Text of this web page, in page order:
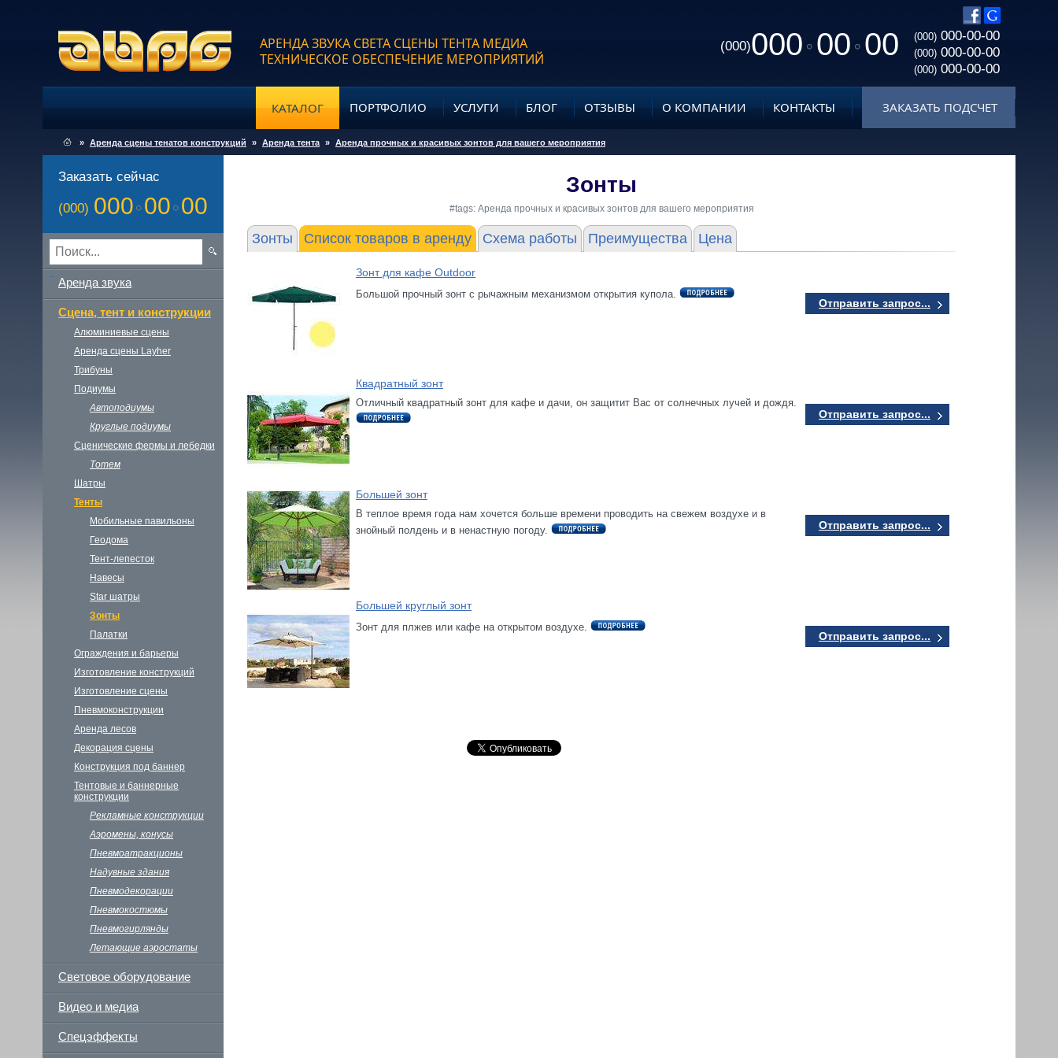
АРЕНДА ЗВУКА СВЕТА СЦЕНЫ ТЕНТА МЕДИА
ТЕХНИЧЕСКОЕ ОБЕСПЕЧЕНИЕ МЕРОПРИЯТИЙ
(000)000 00 00 (000) 000-00-00
(000) 000-00-00
(000) 000-00-00
КАТАЛОГ ПОРТФОЛИО УСЛУГИ БЛОГ ОТЗЫВЫ О КОМПАНИИ КОНТАКТЫ ЗАКАЗАТЬ ПОДСЧЕТ
» Аренда сцены тенатов конструкций » Аренда тента » Аренда прочных и красивых зонтов для вашего мероприятия
Заказать сейчас
(000) 000 00 00
Аренда звука
Сцена, тент и конструкции
Алюминиевые сцены
Аренда сцены Layher
Трибуны
Подиумы
Автоподиумы
Круглые подиумы
Сценические фермы и лебедки
Тотем
Шатры
Тенты
Мобильные павильоны
Геодома
Тент-лепесток
Навесы
Star шатры
Зонты
Палатки
Ограждения и барьеры
Изготовление конструкций
Изготовление сцены
Пневмоконструкции
Аренда лесов
Декорация сцены
Конструкция под баннер
Тентовые и баннерные
конструкции
Рекламные конструкции
Аэромены, конусы
Пневмоатракционы
Надувные здания
Пневмодекорации
Пневмокостюмы
Пневмогирлянды
Летающие аэростаты
Световое оборудование
Видео и медиа
Спецэффекты
Зонты
#tags: Аренда прочных и красивых зонтов для вашего мероприятия
Зонты Список товаров в аренду Схема работы Преимущества Цена
Зонт для кафе Outdoor
Большой прочный зонт с рычажным механизмом открытия купола.
Отправить запрос...
Квадратный зонт
Отличный квадратный зонт для кафе и дачи, он защитит Вас от солнечных лучей и дождя.
Отправить запрос...
Большей зонт
В теплое время года нам хочется больше времени проводить на свежем воздухе и в
знойный полдень и в ненастную погоду.
Отправить запрос...
Большей круглый зонт
Зонт для плжев или кафе на открытом воздухе.
Отправить запрос...